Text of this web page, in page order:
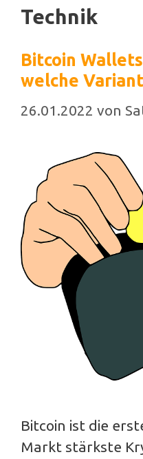
Technik
Bitcoin
welche
26.01.2022 von
Bitcoin ist die
Markt stärkste